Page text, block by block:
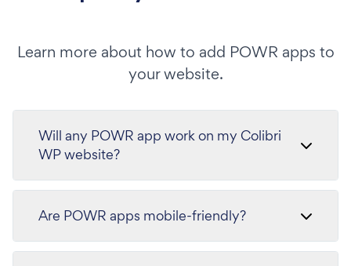
Learn more about how to add POWR apps to
your website.
Will any POWR app work on my Colibri
WP website?
Are POWR apps mobile-friendly?